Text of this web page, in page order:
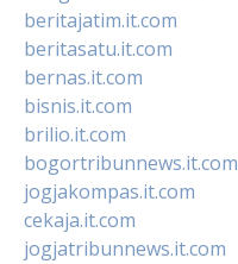
beritajatim.it.com
beritasatu.it.com
bernas.it.com
bisnis.it.com
brilio.it.com
bogortribunnews.it.com
jogjakompas.it.com
cekaja.it.com
jogjatribunnews.it.com